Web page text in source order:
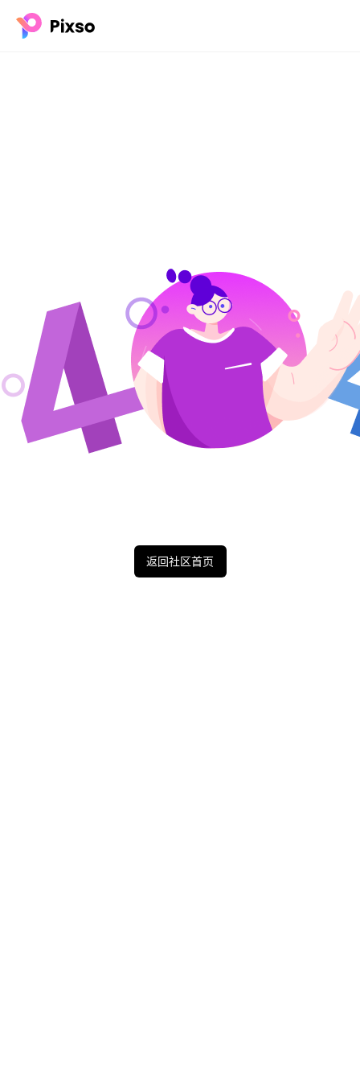
返回社区首页